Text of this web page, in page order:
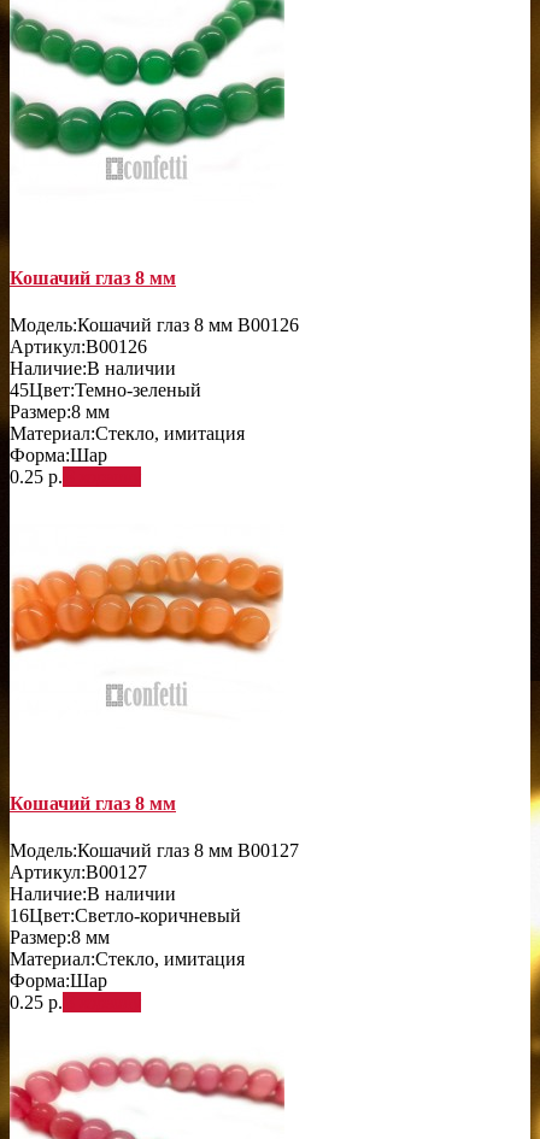
Кошачий глаз 8 мм
Модель:Кошачий глаз 8 мм B00126
Артикул:B00126
Наличие:В наличии
45Цвет:Темно-зеленый
Размер:8 мм
Материал:Стекло, имитация
Форма:Шар
0.25 р.
Кошачий глаз 8 мм
Модель:Кошачий глаз 8 мм B00127
Артикул:B00127
Наличие:В наличии
16Цвет:Светло-коричневый
Размер:8 мм
Материал:Стекло, имитация
Форма:Шар
0.25 р.